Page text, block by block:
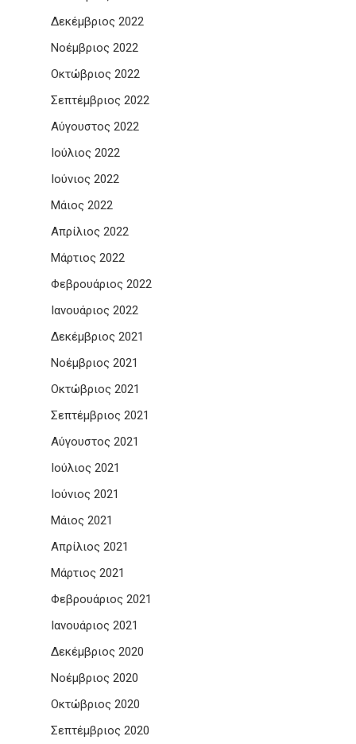
Δεκέμβριος 2022
Νοέμβριος 2022
Οκτώβριος 2022
Σεπτέμβριος 2022
Αύγουστος 2022
Ιούλιος 2022
Ιούνιος 2022
Μάιος 2022
Απρίλιος 2022
Μάρτιος 2022
Φεβρουάριος 2022
Ιανουάριος 2022
Δεκέμβριος 2021
Νοέμβριος 2021
Οκτώβριος 2021
Σεπτέμβριος 2021
Αύγουστος 2021
Ιούλιος 2021
Ιούνιος 2021
Μάιος 2021
Απρίλιος 2021
Μάρτιος 2021
Φεβρουάριος 2021
Ιανουάριος 2021
Δεκέμβριος 2020
Νοέμβριος 2020
Οκτώβριος 2020
Σεπτέμβριος 2020